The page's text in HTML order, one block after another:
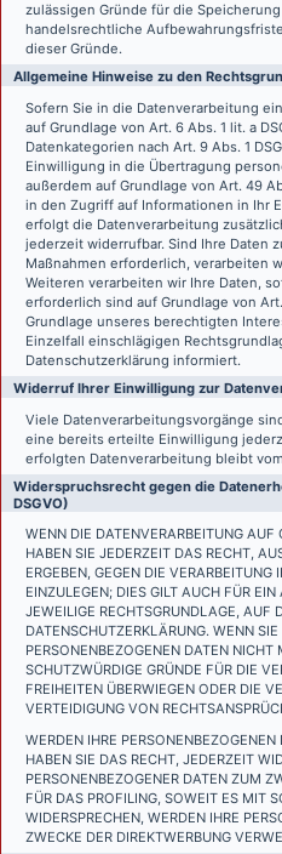
zulässigen Gründe für die
handelsrechtliche
dieser Gründe.
Allgemeine Hinweise zu den
Sofern Sie in die Datenverarbeitung
auf Grundlage von Art. 6 Abs. 1 lit. a
Datenkategorien nach Art. 9 Abs. 1
Einwilligung in die Übertragung
außerdem auf Grundlage von Art. 49
in den Zugriff auf Informationen in Ihr
erfolgt die Datenverarbeitung
jederzeit widerrufbar. Sind Ihre Daten
Maßnahmen erforderlich, verarbeiten
Weiteren verarbeiten wir Ihre Daten,
erforderlich sind auf Grundlage von
Grundlage unseres berechtigten
Einzelfall einschlägigen
Datenschutzerklärung informiert.
Widerruf Ihrer Einwilligung zur
Viele Datenverarbeitungsvorgänge
eine bereits erteilte Einwilligung
erfolgten Datenverarbeitung bleibt
Widerspruchsrecht gegen die
DSGVO)
WENN DIE DATENVERARBEITUNG
HABEN SIE JEDERZEIT DAS RECHT,
ERGEBEN, GEGEN DIE
EINZULEGEN; DIES GILT AUCH FÜR
JEWEILIGE RECHTSGRUNDLAGE, AUF
DATENSCHUTZERKLÄRUNG. WENN
PERSONENBEZOGENEN DATEN
SCHUTZWÜRDIGE GRÜNDE FÜR DIE
FREIHEITEN ÜBERWIEGEN ODER DIE
VERTEIDIGUNG VON
WERDEN IHRE
HABEN SIE DAS RECHT, JEDERZEIT
PERSONENBEZOGENER DATEN ZUM
FÜR DAS PROFILING, SOWEIT ES MIT
WIDERSPRECHEN, WERDEN IHRE
ZWECKE DER DIREKTWERBUNG